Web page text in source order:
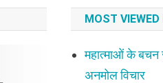
MOST
महात्माओं के
अनमोल विचार